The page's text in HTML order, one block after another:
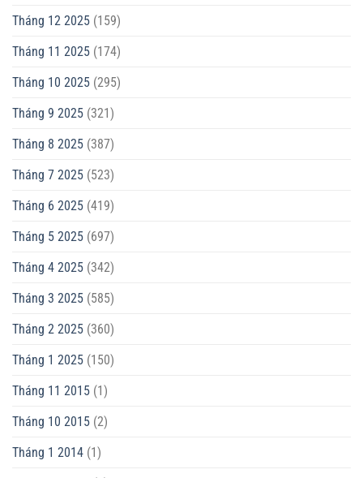
Tháng 12 2025 (159)
Tháng 11 2025 (174)
Tháng 10 2025 (295)
Tháng 9 2025 (321)
Tháng 8 2025 (387)
Tháng 7 2025 (523)
Tháng 6 2025 (419)
Tháng 5 2025 (697)
Tháng 4 2025 (342)
Tháng 3 2025 (585)
Tháng 2 2025 (360)
Tháng 1 2025 (150)
Tháng 11 2015 (1)
Tháng 10 2015 (2)
Tháng 1 2014 (1)